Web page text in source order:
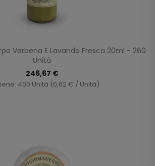
Verbena E Lavanda Fresca 20ml - 260
Unità
246,67 €
400 Unità (0,62 € / Unità)